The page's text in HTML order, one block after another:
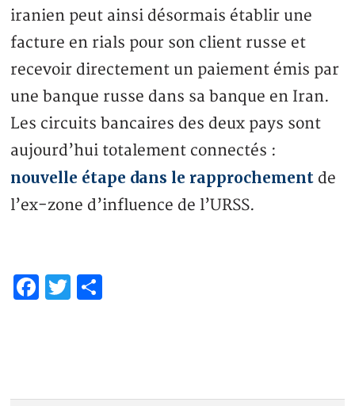
iranien peut ainsi désormais établir une
facture en rials pour son client russe et
recevoir directement un paiement émis par
une banque russe dans sa banque en Iran.
Les circuits bancaires des deux pays sont
aujourd’hui totalement connectés :
nouvelle étape dans le rapprochement de
l’ex-zone d’influence de l’URSS.
Facebook
Twitter